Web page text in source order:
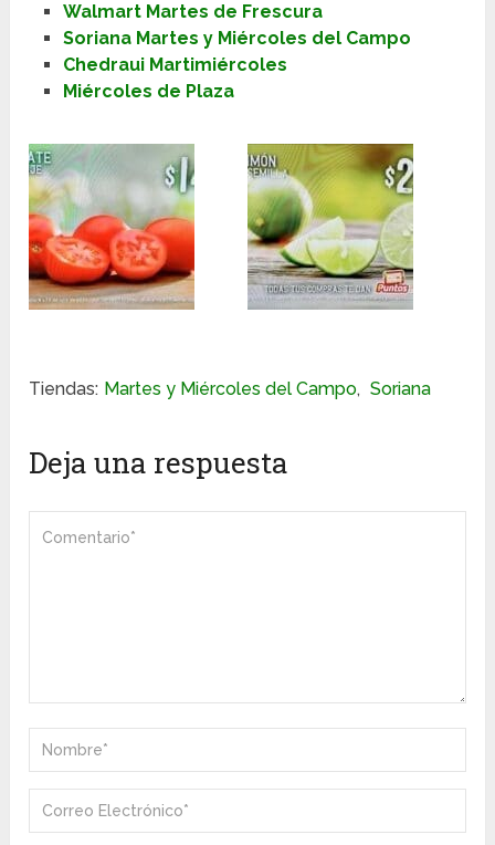
Walmart Martes de Frescura
Soriana Martes y Miércoles del Campo
Chedraui Martimiércoles
Miércoles de Plaza
Tiendas: Martes y Miércoles del Campo, Soriana
Deja una respuesta